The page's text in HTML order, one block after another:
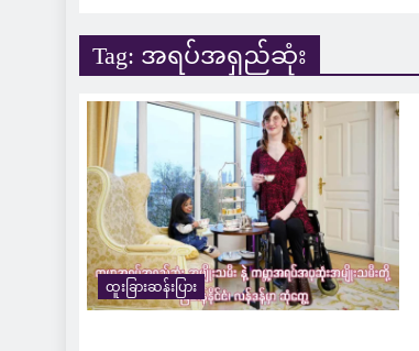
Tag: အရပ်အရှည်ဆုံး
ထူးခြားဆန်းပြား